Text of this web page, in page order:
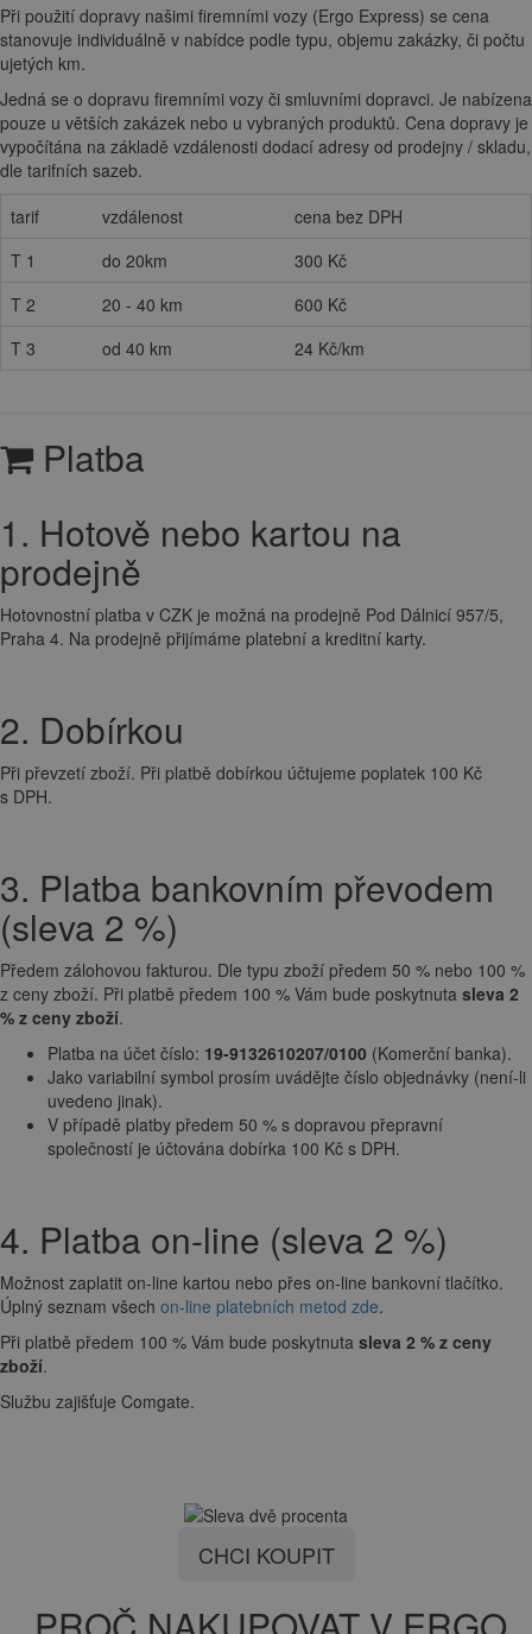
Při použití dopravy našimi firemními vozy (Ergo Express) se cena
stanovuje individuálně v nabídce podle typu, objemu zakázky, či počtu
ujetých km.
Jedná se o dopravu firemními vozy či smluvními dopravci. Je nabízena
pouze u větších zakázek nebo u vybraných produktů. Cena dopravy je
vypočítána na základě vzdálenosti dodací adresy od prodejny / skladu,
dle tarifních sazeb.
tarif
vzdálenost
cena bez DPH
T 1
do 20km
300 Kč
T 2
20 - 40 km
600 Kč
T 3
od 40 km 24 Kč/km
Platba
1. Hotově nebo kartou na
prodejně
Hotovnostní platba v CZK je možná na prodejně Pod Dálnicí 957/5,
Praha 4. Na prodejně přijímáme platební a kreditní karty.
2. Dobírkou
Při převzetí zboží. Při platbě dobírkou účtujeme poplatek 100 Kč
s DPH.
3. Platba bankovním převodem
(sleva 2 %)
Předem zálohovou fakturou. Dle typu zboží předem 50 % nebo 100 %
z ceny zboží. Při platbě předem 100 % Vám bude poskytnuta sleva 2
% z ceny zboží.
Platba na účet číslo: 19-9132610207/0100 (Komerční banka).
Jako variabilní symbol prosím uvádějte číslo objednávky (není-li
uvedeno jinak).
V případě platby předem 50 % s dopravou přepravní
společností je účtována dobírka 100 Kč s DPH.
4. Platba on-line (sleva 2 %)
Možnost zaplatit on-line kartou nebo přes on-line bankovní tlačítko.
Úplný seznam všech on-line platebních metod zde.
Při platbě předem 100 % Vám bude poskytnuta sleva 2 % z ceny
zboží.
Službu zajišťuje Comgate.
CHCI KOUPIT